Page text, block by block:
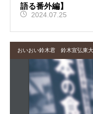
語る番外編】
2024.07.25
おいおい鈴木君 鈴木宣弘東